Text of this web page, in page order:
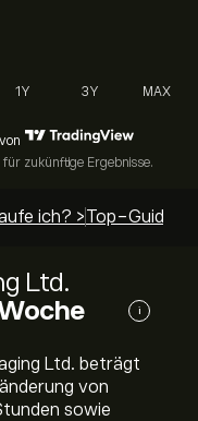
1Y 3Y MAX
zukünftige Ergebnisse.
ich? >Top-Guides >
Ltd.
i
Ltd. beträgt
von
sowie